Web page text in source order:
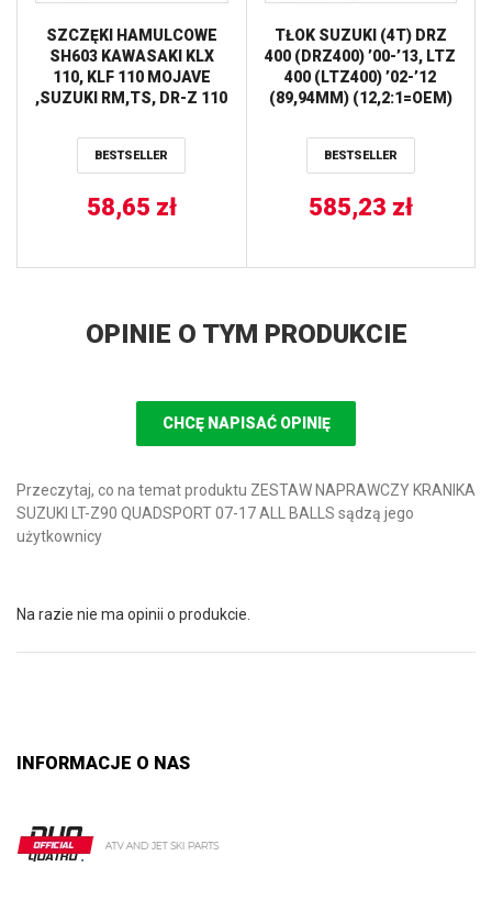
SZCZĘKI HAMULCOWE
SH603 KAWASAKI KLX
110, KLF 110 MOJAVE
,SUZUKI RM,TS, DR-Z 110
BESTSELLER
58,65 zł
TŁOK SUZUKI (4T) DRZ
400 (DRZ400) ’00-’13, LTZ
400 (LTZ400) ’02-’12
(89,94MM) (12,2:1=OEM)
BESTSELLER
585,23 zł
OPINIE O TYM PRODUKCIE
CHCĘ NAPISAĆ OPINIĘ
Przeczytaj, co na temat produktu ZESTAW NAPRAWCZY KRANIKA
SUZUKI LT-Z90 QUADSPORT 07-17 ALL BALLS sądzą jego
użytkownicy
Na razie nie ma opinii o produkcie.
INFORMACJE O NAS